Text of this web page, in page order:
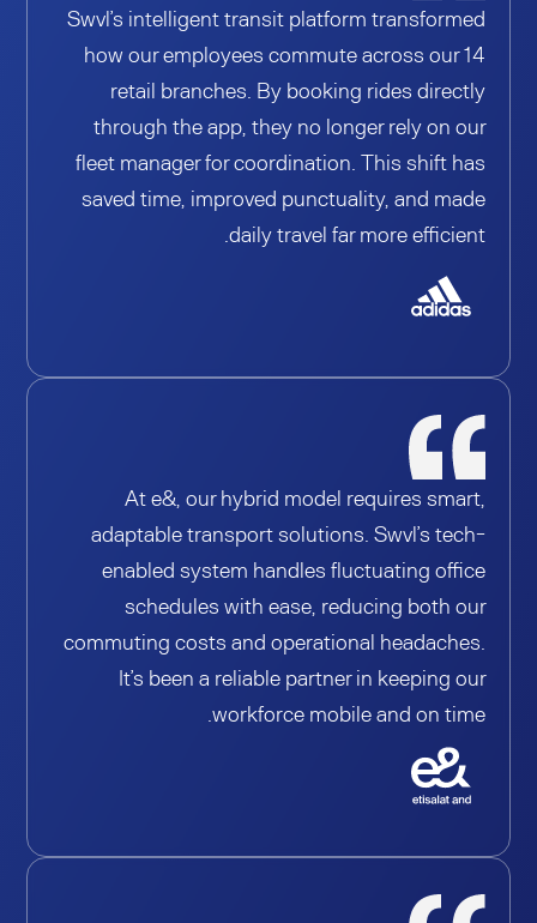
Swvl’s intelligent transit platform transformed
how our employees commute across our 14
retail branches. By booking rides directly
through the app, they no longer rely on our
fleet manager for coordination. This shift has
saved time, improved punctuality, and made
daily travel far more efficient.
At e&, our hybrid model requires smart,
adaptable transport solutions. Swvl’s tech-
enabled system handles fluctuating office
schedules with ease, reducing both our
commuting costs and operational headaches.
It’s been a reliable partner in keeping our
workforce mobile and on time.